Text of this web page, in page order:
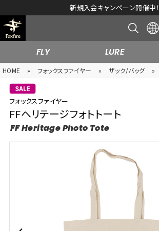
新規入会キャンペーン開催中！
FLY LURE
HOME » フォックスファイヤー » ザック/バッグ »
フォックスファイヤー
FFヘリテージフォトトート
FF Heritage Photo Tote